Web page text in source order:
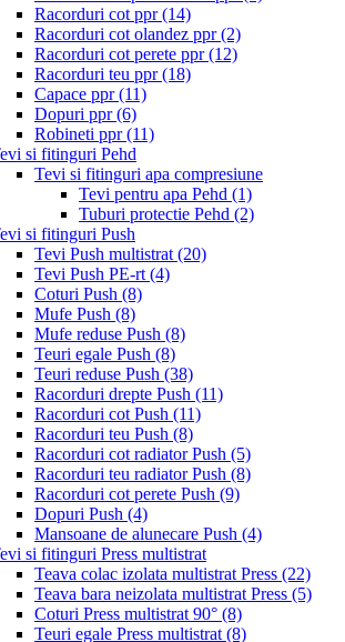
Racorduri cot ppr(14)
Racorduri cot olandez ppr(2)
Racorduri cot perete ppr(12)
Racorduri teu ppr(18)
Capace ppr(11)
Dopuri ppr(6)
Robineti ppr(11)
si fitinguri Pehd
Tevi si fitinguri apa compresiune
Tevi pentru apa Pehd (1)
Tuburi protectie Pehd (2)
si fitinguri Push
Tevi Push multistrat (20)
Tevi Push PE-rt (4)
Coturi Push (8)
Mufe Push (8)
Mufe reduse Push (8)
Teuri egale Push (8)
Teuri reduse Push (38)
Racorduri drepte Push (11)
Racorduri cot Push (11)
Racorduri teu Push (8)
Racorduri cot radiator Push (5)
Racorduri teu radiator Push (8)
Racorduri cot perete Push (9)
Dopuri Push (4)
Mansoane de alunecare Push (4)
si fitinguri Press multistrat
Teava colac izolata multistrat Press (22)
Teava bara neizolata multistrat Press (5)
Coturi Press multistrat 90° (8)
Teuri egale Press multistrat (8)